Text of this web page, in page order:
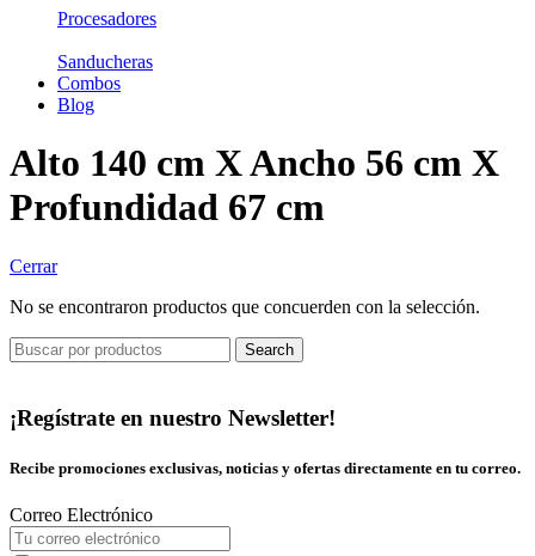
Procesadores
Sanducheras
Combos
Blog
Alto 140 cm X Ancho 56 cm X
Profundidad 67 cm
Cerrar
No se encontraron productos que concuerden con la selección.
Search
¡Regístrate en nuestro Newsletter!
Recibe promociones exclusivas, noticias y ofertas directamente en tu correo.
Correo Electrónico